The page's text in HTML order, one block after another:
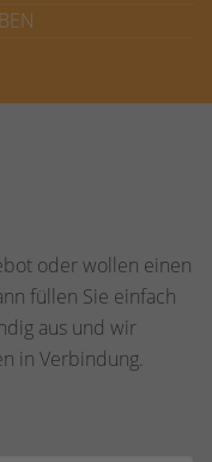
oder wollen einen
füllen Sie einfach
aus und wir
in Verbindung.